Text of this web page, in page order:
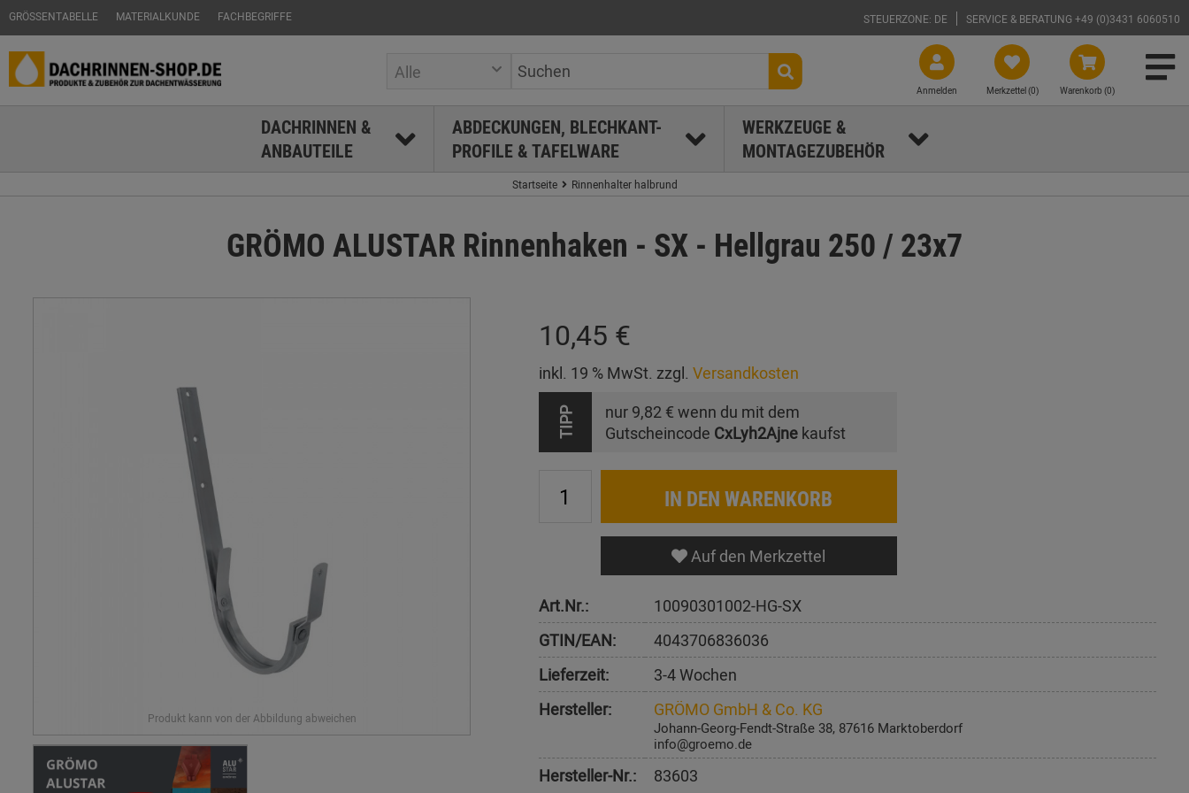
GRÖSSENTABELLE MATERIALKUNDE FACHBEGRIFFE STEUERZONE: DE SERVICE & BERATUNG +49 (0)3431 6060510
Warenkorb (0)
Merkzettel (0)
Anmelden
Alle
DACHRINNEN &
ANBAUTEILE
ABDECKUNGEN, BLECHKANT-
PROFILE & TAFELWARE
WERKZEUGE &
MONTAGEZUBEHÖR
Startseite Rinnenhalter halbrund
GRÖMO ALUSTAR Rinnenhaken - SX - Hellgrau 250 / 23x7
10,45 €
inkl. 19 % MwSt. zzgl. Versandkosten
TIPP nur 9,82 € wenn du mit dem
Gutscheincode CxLyh2Ajnekaufst
IN DEN WARENKORB
Auf den Merkzettel
Art.Nr.:
10090301002-HG-SX
GTIN/EAN:
4043706836036
Lieferzeit:
3-4 Wochen
Hersteller:
GRÖMO GmbH & Co. KG
Johann-Georg-Fendt-Straße 38, 87616 Marktoberdorf
info@groemo.de
Hersteller-Nr.: 83603